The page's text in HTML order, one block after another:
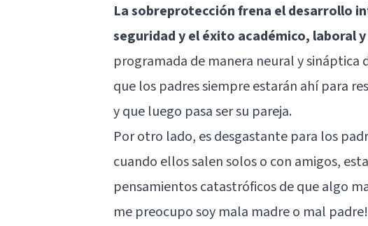
La sobreprotección frena el desarrollo
seguridad y el éxito académico, laboral
programada de manera neural y sináptica
que los padres siempre estarán ahí para
y que luego pasa ser su pareja.
Por otro lado, es desgastante para los
cuando ellos salen solos o con amigos,
pensamientos catastróficos de que algo
me preocupo soy mala madre o mal